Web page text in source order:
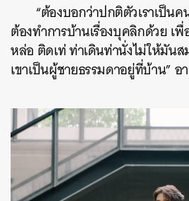
“ต้องบอกว่าปกติตัวเราเป็น
ต้องทำการบ้านเรื่องบุคลิกด้วย เ
หล่อ ติดเท่ ท่าเดินท่านั่งไม่ให้มันส
เขาเป็นผู้ชายธรรมดาอยู่ที่บ้าน” อา